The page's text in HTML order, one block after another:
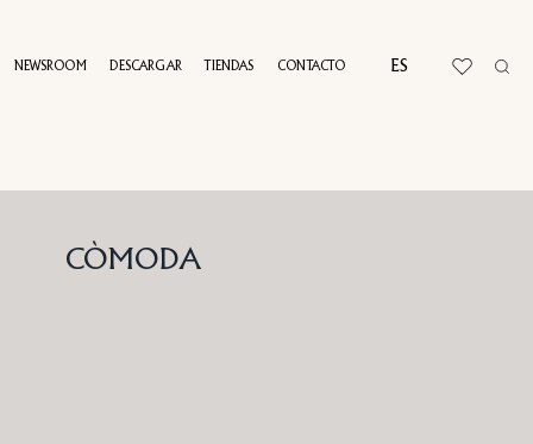
NEWSROOM DESCARGAR TIENDAS CONTACTO ES
CÒMODA